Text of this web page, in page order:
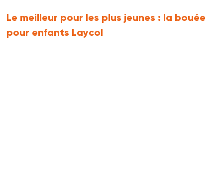
Le meilleur pour les plus jeunes : la bouée
pour enfants Laycol